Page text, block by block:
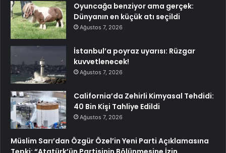
Oyuncağa benziyor ama gerçek:
Dünyanın en küçük atı seçildi
Ağustos 7, 2026
İstanbul’a poyraz uyarısı: Rüzgar
kuvvetlenecek!
Ağustos 7, 2026
California’da Zehirli Kimyasal Tehdidi:
40 Bin Kişi Tahliye Edildi
Ağustos 7, 2026
Müslim Sarı’dan Özgür Özel’in Yeni Parti Açıklamasına